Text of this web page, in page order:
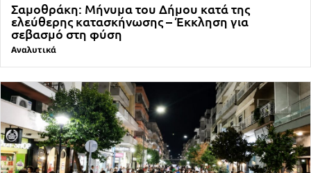
Σαμοθράκη: Μήνυμα του Δήμου κατά της
ελεύθερης κατασκήνωσης – Έκκληση για
σεβασμό στη φύση
Αναλυτικά